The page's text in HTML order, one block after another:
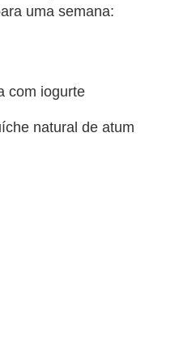
uma semana:
com iogurte
natural de atum